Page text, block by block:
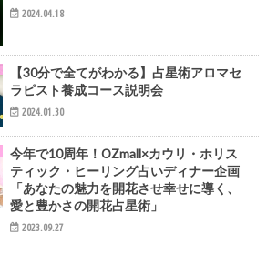
2024.04.18
【30分で全てがわかる】占星術アロマセ
ラピスト養成コース説明会
2024.01.30
今年で10周年！OZmall×カウリ・ホリス
ティック・ヒーリング占いディナー企画
「あなたの魅力を開花させ幸せに導く、
愛と豊かさの開花占星術」
2023.09.27